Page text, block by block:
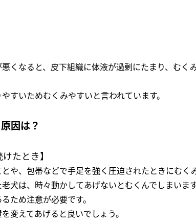
くなると、皮下組織に体液が過剰にたまり、むく
すいためむくみやすいと言われています。
因は？
たとき】
や、包帯などで手足を強く圧迫されたときにむく
犬は、時々動かしてあげないとむくんでしまいま
ため注意が必要です。
変えてあげると良いでしょう。